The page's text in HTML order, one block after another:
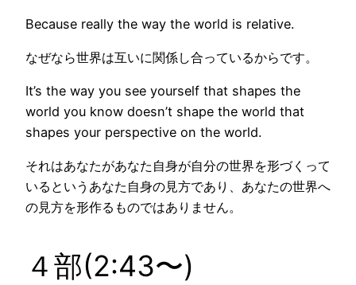
Because really the way the world is relative.
なぜなら世界は互いに関係し合っているからです。
It’s the way you see yourself that shapes the
world you know doesn’t shape the world that
shapes your perspective on the world.
それはあなたがあなた自身が自分の世界を形づくって
いるというあなた自身の見方であり、あなたの世界へ
の見方を形作るものではありません。
４部(2:43〜)